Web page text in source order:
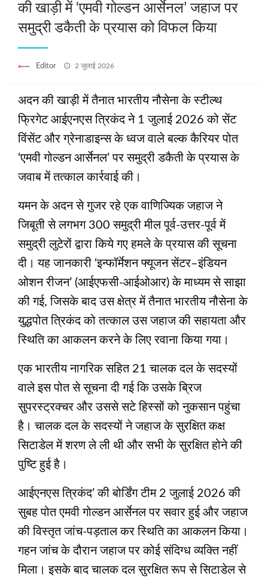
की खाड़ी में ‘एमवी गोल्डन आर्सेनल’ जहाज पर
समुद्री डकैती के प्रयास को विफल किया
Editor
Posted
2 जुलाई 2026
अदन की खाड़ी में तैनात भारतीय नौसेना के स्टील्थ
फ्रिगेट आईएनएस त्रिकंद ने 1 जुलाई 2026 को सेंट
विंसेंट और ग्रेनाडाइन्स के ध्वज वाले बल्क कैरियर पोत
‘एमवी गोल्डन आर्सेनल’ पर समुद्री डकैती के प्रयास के
जवाब में तत्काल कार्रवाई की।
यमन के अदन से गुजर रहे एक वाणिज्यिक जहाज ने
जिबूती से लगभग 300 समुद्री मील पूर्व-उत्तर-पूर्व में
समुद्री लुटेरों द्वारा किये गए हमले के प्रयास की सूचना
दी। यह जानकारी ‘इन्फॉर्मेशन फ्यूजन सेंटर–इंडियन
ओशन रीजन’ (आईएफसी-आईओआर) के माध्यम से साझा
की गई, जिसके बाद उस क्षेत्र में तैनात भारतीय नौसेना के
युद्धपोत त्रिकंद को तत्काल उस जहाज की सहायता और
स्थिति का आकलन करने के लिए रवाना किया गया।
एक भारतीय नागरिक सहित 21 चालक दल के सदस्यों
वाले इस पोत से सूचना दी गई कि उसके ब्रिज
सुपरस्ट्रक्चर और उससे सटे हिस्सों को नुकसान पहुंचा
है। चालक दल के सदस्यों ने जहाज के सुरक्षित कक्ष
सिटाडेल में शरण ले ली थी और सभी के सुरक्षित होने की
पुष्टि हुई है।
आईएनएस त्रिकंद’ की बोर्डिंग टीम 2 जुलाई 2026 की
सुबह पोत एमवी गोल्डन आर्सेनल पर सवार हुई और जहाज
की विस्तृत जांच-पड़ताल कर स्थिति का आकलन किया।
गहन जांच के दौरान जहाज पर कोई संदिग्ध व्यक्ति नहीं
मिला। इसके बाद चालक दल सुरक्षित रूप से सिटाडेल से